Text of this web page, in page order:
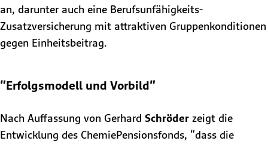
an, darunter auch eine Berufsunfähigkeits-
Zusatzversicherung mit attraktiven Gruppenkonditionen
gegen Einheitsbeitrag.
"Erfolgsmodell und Vorbild"
Nach Auffassung von Gerhard Schröder zeigt die
Entwicklung des ChemiePensionsfonds, "dass die